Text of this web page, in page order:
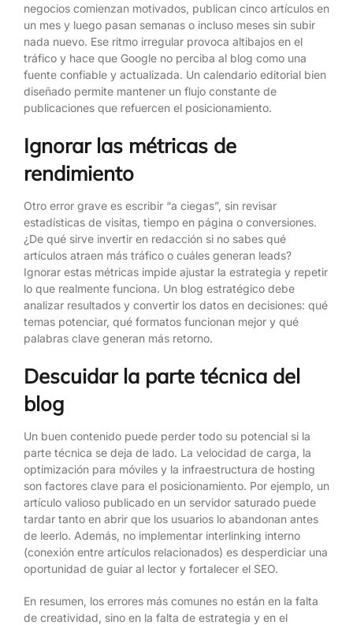
negocios comienzan motivados, publican cinco artículos en
un mes y luego pasan semanas o incluso meses sin subir
nada nuevo. Ese ritmo irregular provoca altibajos en el
tráfico y hace que Google no perciba al blog como una
fuente confiable y actualizada. Un calendario editorial bien
diseñado permite mantener un flujo constante de
publicaciones que refuercen el posicionamiento.
Ignorar las métricas de
rendimiento
Otro error grave es escribir “a ciegas”, sin revisar
estadísticas de visitas, tiempo en página o conversiones.
¿De qué sirve invertir en redacción si no sabes qué
artículos atraen más tráfico o cuáles generan leads?
Ignorar estas métricas impide ajustar la estrategia y repetir
lo que realmente funciona. Un blog estratégico debe
analizar resultados y convertir los datos en decisiones: qué
temas potenciar, qué formatos funcionan mejor y qué
palabras clave generan más retorno.
Descuidar la parte técnica del
blog
Un buen contenido puede perder todo su potencial si la
parte técnica se deja de lado. La velocidad de carga, la
optimización para móviles y la infraestructura de hosting
son factores clave para el posicionamiento. Por ejemplo, un
artículo valioso publicado en un servidor saturado puede
tardar tanto en abrir que los usuarios lo abandonan antes
de leerlo. Además, no implementar interlinking interno
(conexión entre artículos relacionados) es desperdiciar una
oportunidad de guiar al lector y fortalecer el SEO.
En resumen, los errores más comunes no están en la falta
de creatividad, sino en la falta de estrategia y en el